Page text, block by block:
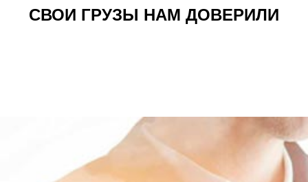
СВОИ ГРУЗЫ НАМ ДОВЕРИЛИ